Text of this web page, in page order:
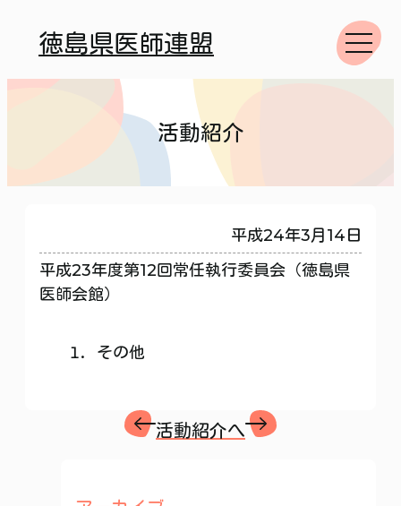
徳島県医師連盟
活動紹介
平成23年度第12回常任執行委員会（徳島県
医師会館）
平成24年3月14日
その他
活動紹介へ